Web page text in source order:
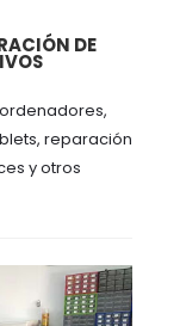
DE
reparación
y otros